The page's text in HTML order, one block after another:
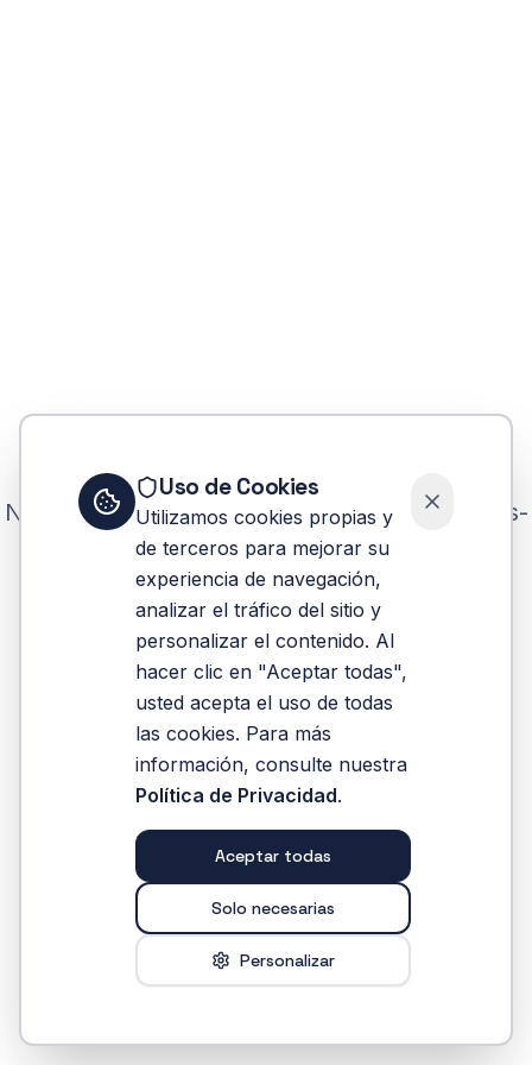
Uso de Cookies
Utilizamos cookies propias y
de terceros para mejorar su
experiencia de navegación,
analizar el tráfico del sitio y
personalizar el contenido. Al
hacer clic en "Aceptar todas",
usted acepta el uso de todas
las cookies. Para más
información, consulte nuestra
Política de Privacidad.
Aceptar todas
Solo necesarias
Personalizar
No se pudo encontrar la carrera israel-hamas-
en-perspectiva-academica
Reintentar